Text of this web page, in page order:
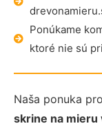
Ponúkame
ktoré nie sú
Naša ponuka
skrine na mieru